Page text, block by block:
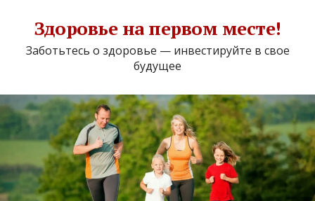
Здоровье на первом месте!
Заботьтесь о здоровье — инвестируйте в свое
будущее